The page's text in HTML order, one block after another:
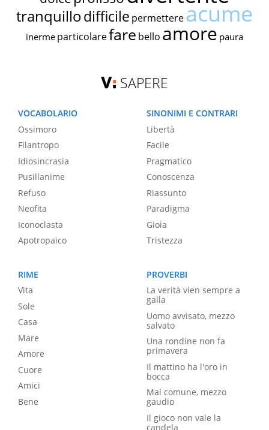
tranquillodifficile permettereacume
inerme particolarefare bello amore paura
SAPERE
VOCABOLARIO
Ossimoro
Filantropo
Idiosincrasia
Pusillanime
Refuso
Neofita
Iconoclasta
Apotropaico
SINONIMI E CONTRARI
Libertà
Facile
Pragmatico
Conoscenza
Riassunto
Paradigma
Gioia
Tristezza
RIME
Vita
Sole
Casa
Mare
Amore
Cuore
Amici
Bene
PROVERBI
La verità vien sempre a
galla
Uomo avvisato, mezzo
salvato
Una rondine non fa
primavera
Il mattino ha l'oro in
bocca
Mal comune, mezzo
gaudio
Il gioco non vale la
candela